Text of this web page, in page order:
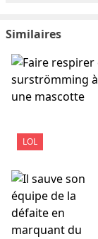
Similaires
LOL